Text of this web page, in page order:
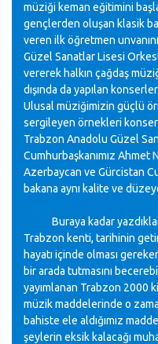
müziği keman eğitimini
gençlerden oluşan klasik
veren ilk öğretmen
Güzel Sanatlar Lisesi
vererek halkın çağdaş
dışında da yapılan
Ulusal müziğimizin güçlü
sergileyen örnekleri
Trabzon Anadolu Güzel
Cumhurbaşkanımız
Azerbaycan ve Gürcistan
bakana aynı kalite ve
Buraya kadar
Trabzon kenti, tarihinin
hayatı içinde olması
bir arada tutmasını
yayımlanan Trabzon 2000
müzik maddelerinde o
bahiste ele aldığımız
şeylerin eksik kalacağı